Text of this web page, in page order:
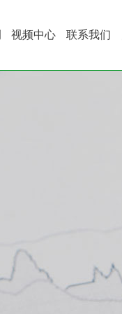
视频中心 联系我们